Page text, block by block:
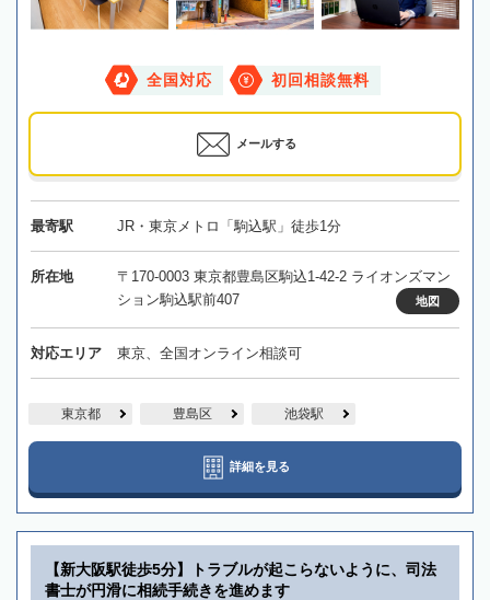
全国対応 初回相談無料
メールする
最寄駅 JR・東京メトロ「駒込駅」徒歩1分
所在地
〒170-0003 東京都豊島区駒込1-42-2 ライオンズマン
ション駒込駅前407
地図
対応エリア 東京、全国オンライン相談可
東京都 豊島区 池袋駅
詳細を見る
【新大阪駅徒歩5分】トラブルが起こらないように、司法
書士が円滑に相続手続きを進めます